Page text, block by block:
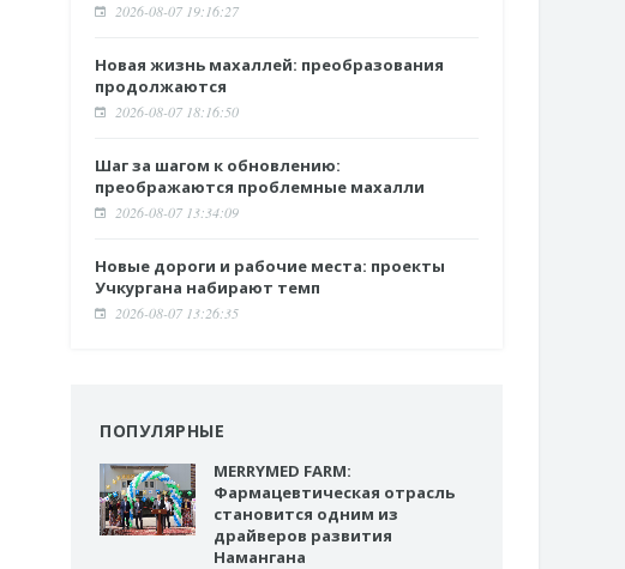
2026-08-07 19:16:27
Новая жизнь махаллей: преобразования
продолжаются
2026-08-07 18:16:50
Шаг за шагом к обновлению:
преображаются проблемные махалли
2026-08-07 13:34:09
Новые дороги и рабочие места: проекты
Учкургана набирают темп
2026-08-07 13:26:35
ПОПУЛЯРНЫЕ
MERRYMED FARM:
Фармацевтическая отрасль
становится одним из
драйверов развития
Намангана